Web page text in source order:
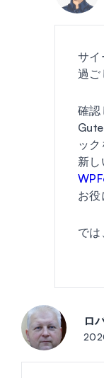
サイ
過ご
確認
ック
新
お役
では
ロ